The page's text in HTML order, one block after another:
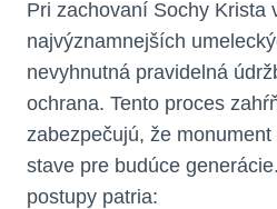
Pri zachovaní Sochy Krista
najvýznamnejších
nevyhnutná pravidelná
ochrana. Tento proces
zabezpečujú, že
stave pre budúce
postupy patria: